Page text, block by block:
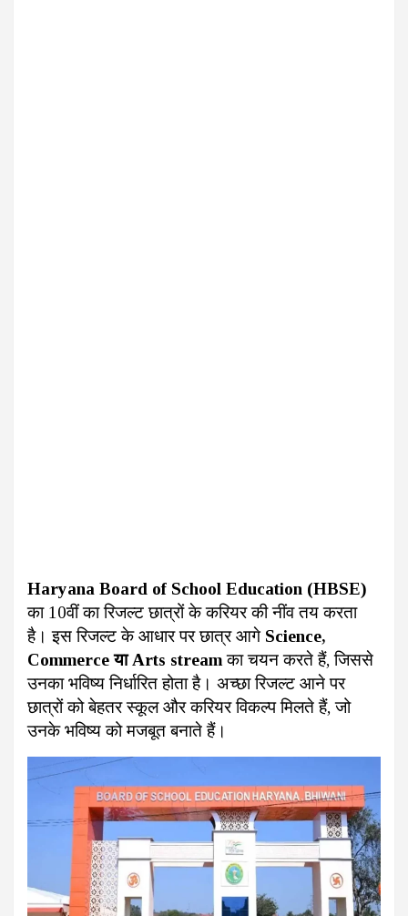
Haryana Board of School Education (HBSE)
का 10वीं का रिजल्ट छात्रों के करियर की नींव तय करता
है। इस रिजल्ट के आधार पर छात्र आगे Science,
Commerce या Arts streamका चयन करते हैं, जिससे
उनका भविष्य निर्धारित होता है। अच्छा रिजल्ट आने पर
छात्रों को बेहतर स्कूल और करियर विकल्प मिलते हैं, जो
उनके भविष्य को मजबूत बनाते हैं।